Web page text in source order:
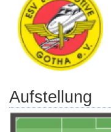
Aufstellung